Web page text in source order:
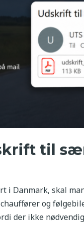
til
i Danmark, skal
og
der ikke